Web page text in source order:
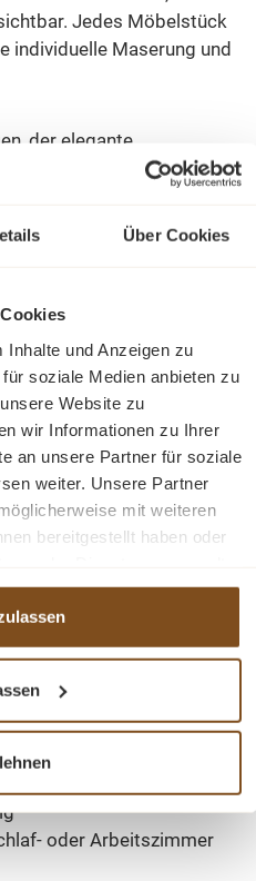
Über Cookies
und Anzeigen zu
soziale Medien anbieten zu
Website zu
wir Informationen zu Ihrer
an unsere Partner für soziale
weiter. Unsere Partner
mit weiteren
bereitgestellt haben oder
Jedes Möbelstück
individuelle Maserung und
der elegante
Details verleihen dem
Sie dieses
sich harmonisch sowohl
× Breite 100 cm × Tiefe 50
Gründerzeitstil
oder Arbeitszimmer